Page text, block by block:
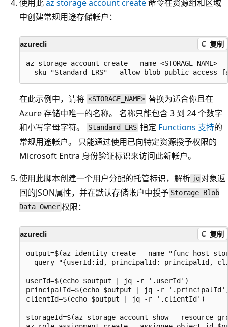
使用此az storage account create命令在资源组和区域
中创建常规用途存储帐户：
azurecli 复制
az storage account create --name
在此示例中，请将 <STORAGE_NAME> 替换为适合你且在
Azure 存储中唯一的名称。 名称只能包含 3 到 24 个数字
和小写字母字符。
Standard_LRS 指定 Functions 支持的
常规用途帐户。 只能通过使用已向特定资源授予权限的
Microsoft Entra 身份验证标识来访问此新帐户。
使用此脚本创建一个用户分配的托管标识，解析 jq 对象返
回的JSON属性，并在默认存储帐户中授予 Storage Blob
Data Owner权限：
azurecli 复制
output=$(az identity create --name "func-host-
--query "{userId:id, principalId: principalId,
userId=$(echo $output | jq -r '.userId')
principalId=$(echo $output | jq -r
clientId=$(echo $output | jq -r '.clientId')
storageId=$(az storage account show --resource-